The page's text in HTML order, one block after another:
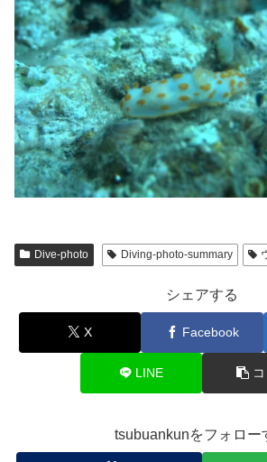
Dive-photo Diving-photo-summary
シェアする
X Facebook
LINE
tsubuankunをフォロー